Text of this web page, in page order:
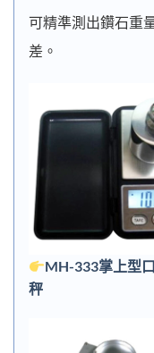
可精準測出鑽石重
差。
MH-333掌上型
秤